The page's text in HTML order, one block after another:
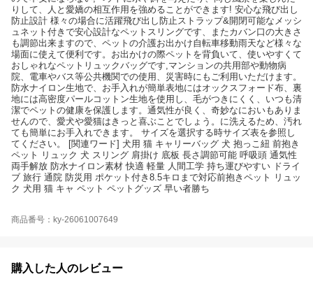
りして、人と愛嬌の相互作用を強めることができます! 安心な飛び出し
防止設計 様々の場合に活躍飛び出し防止ストラップ&開閉可能なメッシ
ュネット付きで安心設計なペットスリングです、またカバン口の大きさ
も調節出来ますので、ペットの介護お出かけ自転車移動雨天など様々な
場面に使えて便利です。お出かけの際ペットを背負いて、使いやすくて
おしゃれなペットリュックバッグです,マンションの共用部や動物病
院、電車やバス等公共機関での使用、災害時にもご利用いただけます。
防水ナイロン生地で、お手入れが簡単表地にはオックスフォード布、裏
地には高密度パールコットン生地を使用し、毛がつきにくく、いつも清
潔でペットの健康を保護します。通気性が良く、奇妙なにおいもありま
せんので、愛犬や愛猫はきっと喜ぶことでしょう。に洗えるため、汚れ
ても簡単にお手入れできます。 サイズを選択する時サイズ表を参照し
てください。 [関連ワード] 犬用 猫 キャリーバッグ 犬 抱っこ紐 前抱き
ペット リュック 犬 スリング 肩掛け 底板 長さ調節可能 呼吸頭 通気性
両手解放 防水ナイロン素材 快適 軽量 人間工学 持ち運びやすい ドライ
ブ 旅行 通院 防災用 ポケット付き8.5キロまで対応前抱きペット リュッ
ク 犬用 猫 キャ ペット ペットグッズ 早い者勝ち
商品番号：ky-26061007649
購入した人のレビュー